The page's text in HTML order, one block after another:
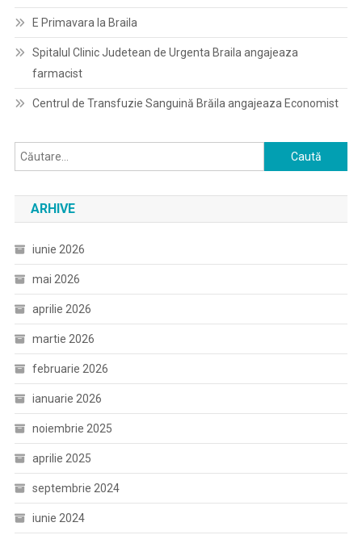
E Primavara la Braila
Spitalul Clinic Judetean de Urgenta Braila angajeaza
farmacist
Centrul de Transfuzie Sanguină Brăila angajeaza Economist
Caută
după:
ARHIVE
iunie 2026
mai 2026
aprilie 2026
martie 2026
februarie 2026
ianuarie 2026
noiembrie 2025
aprilie 2025
septembrie 2024
iunie 2024